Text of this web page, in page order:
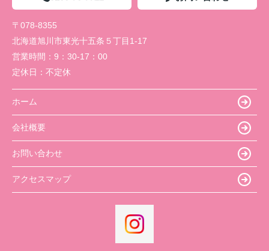
〒078-8355
北海道旭川市東光十五条５丁目1-17
営業時間： 9：30-17：00
定休日： 不定休
ホーム
会社概要
お問い合わせ
アクセスマップ